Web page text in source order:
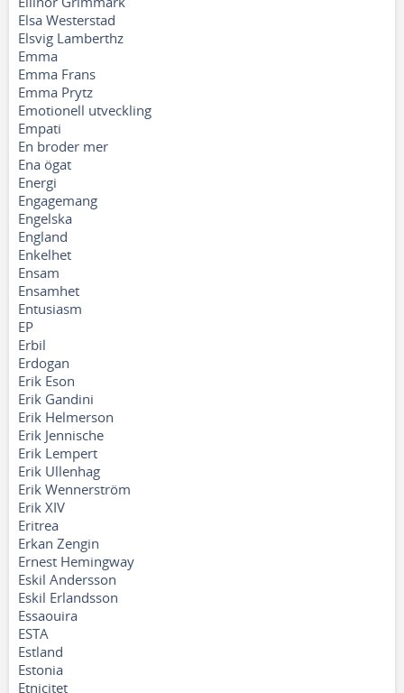
Elsa Westerstad
Elsvig Lamberthz
Emma
Emma Frans
Emma Prytz
Emotionell utveckling
Empati
En broder mer
Ena ögat
Energi
Engagemang
Engelska
England
Enkelhet
Ensam
Ensamhet
Entusiasm
EP
Erbil
Erdogan
Erik Eson
Erik Gandini
Erik Helmerson
Erik Jennische
Erik Lempert
Erik Ullenhag
Erik Wennerström
Erik XIV
Eritrea
Erkan Zengin
Ernest Hemingway
Eskil Andersson
Eskil Erlandsson
Essaouira
ESTA
Estland
Estonia
Etnicitet